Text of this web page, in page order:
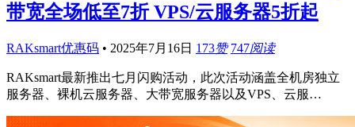
带宽全场低至7折 VPS/云服务器5折起
RAKsmart优惠码 • 2025年7月16日 173赞 747阅读
RAKsmart最新推出七月闪购活动，此次活动涵盖全机房独立
服务器、裸机云服务器、大带宽服务器以及VPS、云服…